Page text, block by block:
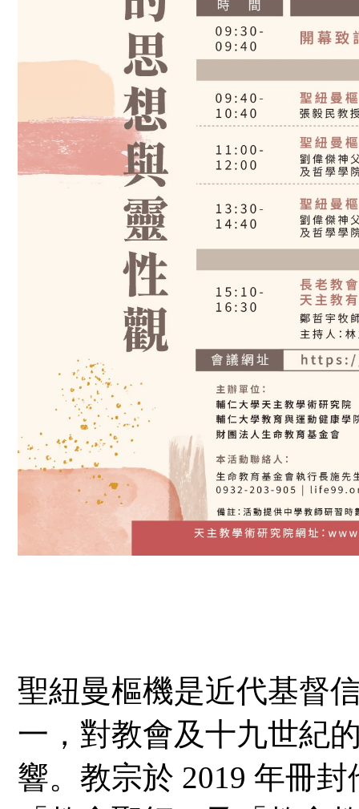
聖紐曼樞機是近代基督
一，對教會及十九世紀
響。教宗於 2019年冊封